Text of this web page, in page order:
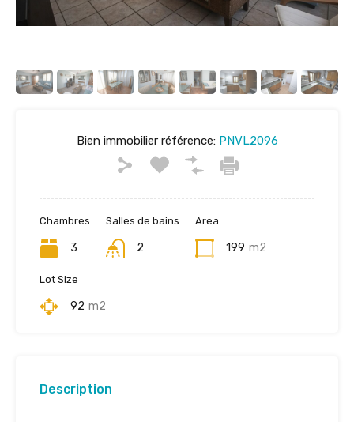
Bien immobilier référence:PNVL2096
Chambres
3
Salles de bains
2
Area
199 m2
Lot Size
92 m2
Description